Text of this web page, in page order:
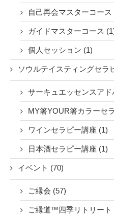
自己再会マスターコース
ガイドマスターコース
個人セッション (1)
ソウルテイスティングセラ
サーキュエッセンスア
MY箸YOUR箸カラーセ
ワインセラピー講座 (1)
日本酒セラピー講座 (1)
イベント (70)
ご縁会 (57)
ご縁道™四季リトリート